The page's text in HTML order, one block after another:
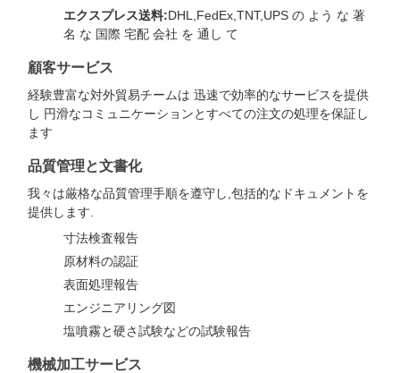
エクスプレス送料:DHL,FedEx,TNT,UPS の よう な 著
名 な 国際 宅配 会社 を 通し て
顧客サービス
経験豊富な対外貿易チームは 迅速で効率的なサービスを提供
し 円滑なコミュニケーションとすべての注文の処理を保証し
ます
品質管理と文書化
我々は厳格な品質管理手順を遵守し,包括的なドキュメントを
提供します.
寸法検査報告
原材料の認証
表面処理報告
エンジニアリング図
塩噴霧と硬さ試験などの試験報告
機械加工サービス